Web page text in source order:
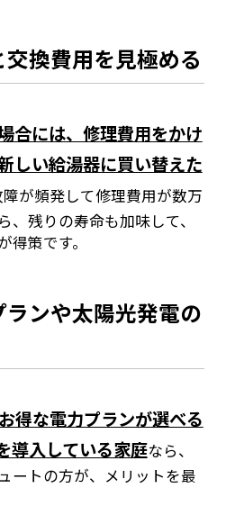
換費用を見極める
合には、修理費用をかけ
しい給湯器に買い替えた
が頻発して修理費用が数万
、残りの寿命も加味して、
策です。
ンや太陽光発電の
得な電力プランが選べる
導入している家庭なら、
ートの方が、メリットを最